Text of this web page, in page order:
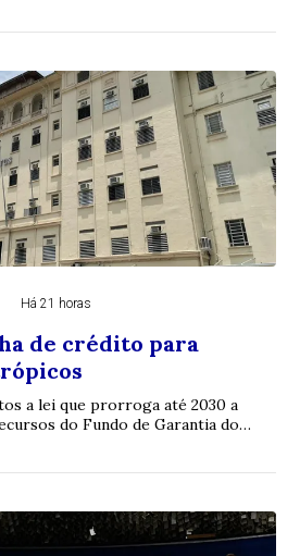
Há 21 horas
de crédito para
a lei que prorroga até 2030 a
do Fundo de Garantia do